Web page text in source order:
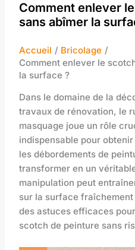
Comment enlever
sans abîmer la
Accueil
Bricolage
Comment enlever le
la surface ?
Dans le domaine de la
travaux de rénovation, le
masquage joue un rôle
indispensable pour
les débordements de
transformer en un
manipulation peut
sur la surface
des astuces efficaces
scotch de peinture sans